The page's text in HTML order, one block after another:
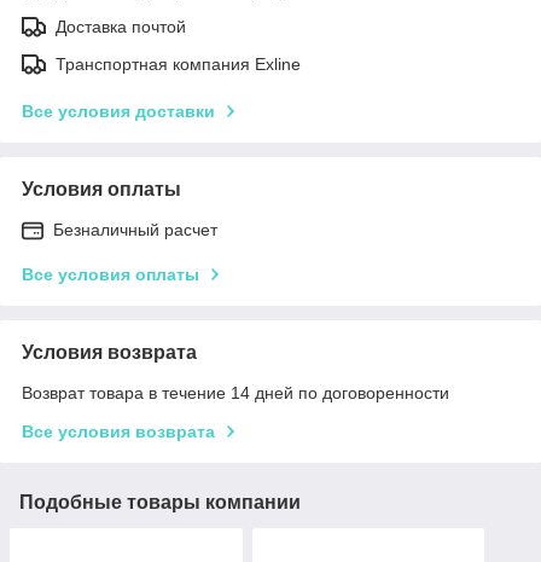
Доставка почтой
Транспортная компания Exline
Все условия доставки
Условия оплаты
Безналичный расчет
Все условия оплаты
Условия возврата
Возврат товара в течение 14 дней по договоренности
Все условия возврата
Подобные товары компании